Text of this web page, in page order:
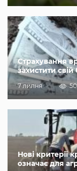
Страхування
захистити свій
7 липня
Нові критерії
означає для